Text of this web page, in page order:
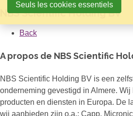
NBS Scientific Holding BV
Back
A propos de NBS Scientific
NBS Scientific Holding BV is een
onderneming gevestigd in Almere.
producten en diensten in Europa. De
wij aanbieden zijn o.a.: Capp,
Seuls les cookies essentiels